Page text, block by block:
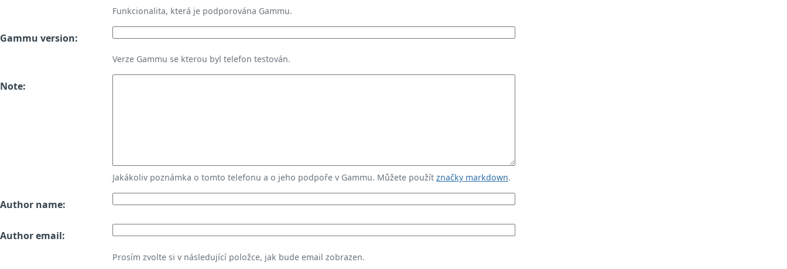
Funkcionalita, která je podporována Gammu.
Gammu version:
Verze Gammu se kterou byl telefon testován.
Note:
Jakákoliv poznámka o tomto telefonu a o jeho podpoře v Gammu. Můžete použít značky markdown.
Author name:
Author email:
Prosím zvolte si v následující položce, jak bude email zobrazen.